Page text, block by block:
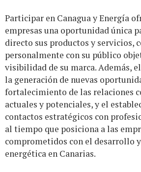
Participar en Canagua y Energía
empresas una oportunidad única
directo sus productos y servicios,
personalmente con su público
visibilidad de su marca. Además,
la generación de nuevas
fortalecimiento de las relaciones
actuales y potenciales, y el
contactos estratégicos con
al tiempo que posiciona a las
comprometidos con el desarrollo
energética en Canarias.